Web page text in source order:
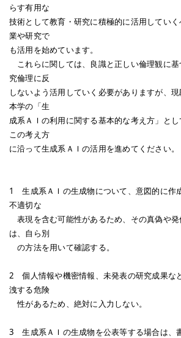
らす有用な
技術として教育・研究に積極的に活用してい
業や研究で
も活用を始めています。
これらに関しては、良識と正しい倫理観に
究倫理に反
しないよう活用していく必要がありますが、
本学の「生
成系ＡＩの利用に関する基本的な考え方」とし
この考え方
に沿って生成系ＡＩの活用を進めてください。
1 生成系ＡＩの生成物について、意図的に作
不適切な
表現を含む可能性があるため、その真偽や
は、自ら別
の方法を用いて確認する。
2 個人情報や機密情報、未発表の研究成果な
洩する危険
性があるため、絶対に入力しない。
3 生成系ＡＩの生成物を公表等する場合は、